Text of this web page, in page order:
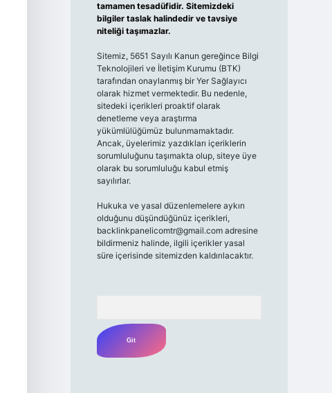
tamamen tesadüfidir. Sitemizdeki
bilgiler taslak halindedir ve tavsiye
niteliği taşımazlar.
Sitemiz, 5651 Sayılı Kanun gereğince Bilgi
Teknolojileri ve İletişim Kurumu (BTK)
tarafından onaylanmış bir Yer Sağlayıcı
olarak hizmet vermektedir. Bu nedenle,
sitedeki içerikleri proaktif olarak
denetleme veya araştırma
yükümlülüğümüz bulunmamaktadır.
Ancak, üyelerimiz yazdıkları içeriklerin
sorumluluğunu taşımakta olup, siteye üye
olarak bu sorumluluğu kabul etmiş
sayılırlar.
Hukuka ve yasal düzenlemelere aykırı
olduğunu düşündüğünüz içerikleri,
backlinkpanelicomtr@gmail.comadresine
bildirmeniz halinde, ilgili içerikler yasal
süre içerisinde sitemizden kaldırılacaktır.